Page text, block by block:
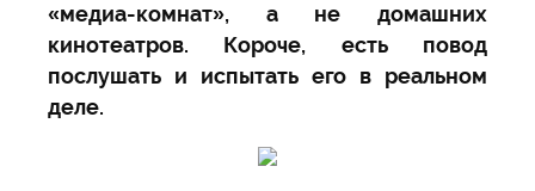
«медиа-комнат», а не домашних
кинотеатров. Короче, есть повод
послушать и испытать его в реальном
деле.